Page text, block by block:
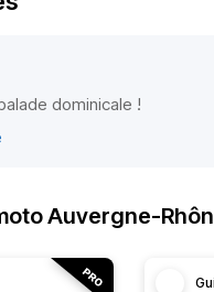
dominicale !
Auvergne-